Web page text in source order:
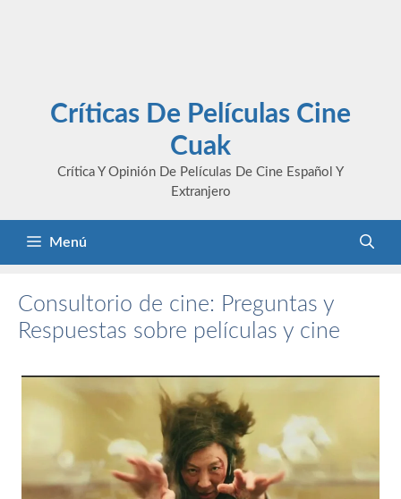
Críticas De Películas Cine
Cuak
Crítica Y Opinión De Películas De Cine Español Y
Extranjero
Menú
Consultorio de cine: Preguntas y
Respuestas sobre películas y cine